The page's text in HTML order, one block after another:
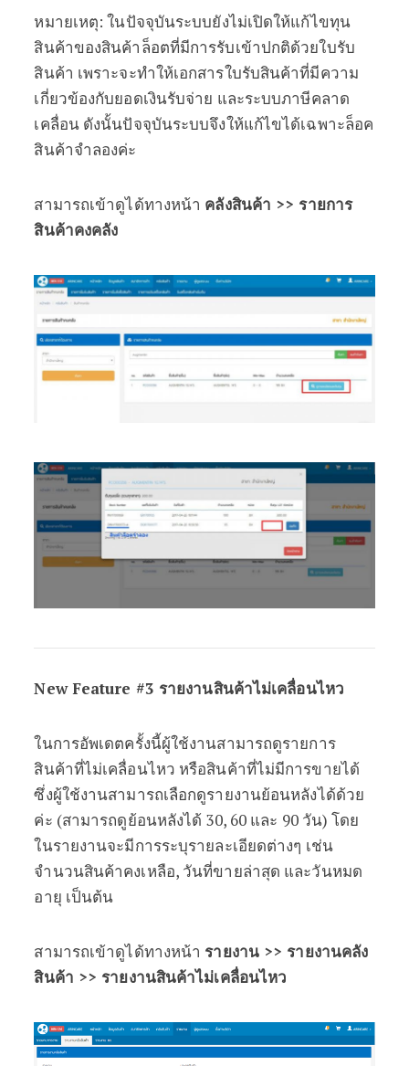
หมายเหตุ: ในปัจจุบันระบบยังไม่เปิดให้แก้ไขทุน
สินค้าของสินค้าล็อตที่มีการรับเข้าปกติด้วยใบรับ
สินค้า เพราะจะทำให้เอกสารใบรับสินค้าที่มีความ
เกี่ยวข้องกับยอดเงินรับจ่าย และระบบภาษีคลาด
เคลื่อน ดังนั้นปัจจุบันระบบจึงให้แก้ไขได้เฉพาะล็อค
สินค้าจำลองค่ะ
สามารถเข้าดูได้ทางหน้า คลังสินค้า >> รายการ
สินค้าคงคลัง
New Feature #3 รายงานสินค้าไม่เคลื่อนไหว
ในการอัพเดตครั้งนี้ผู้ใช้งานสามารถดูรายการ
สินค้าที่ไม่เคลื่อนไหว หรือสินค้าที่ไม่มีการขายได้
ซึ่งผู้ใช้งานสามารถเลือกดูรายงานย้อนหลังได้ด้วย
ค่ะ (สามารถดูย้อนหลังได้ 30, 60 และ 90 วัน) โดย
ในรายงานจะมีการระบุรายละเอียดต่างๆ เช่น
จำนวนสินค้าคงเหลือ, วันที่ขายล่าสุด และวันหมด
อายุ เป็นต้น
สามารถเข้าดูได้ทางหน้า รายงาน >> รายงานคลัง
สินค้า >> รายงานสินค้าไม่เคลื่อนไหว